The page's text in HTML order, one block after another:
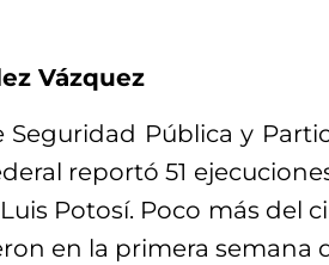
Vázquez
Seguridad Pública y
reportó 51
Potosí. Poco más del
en la primera semana